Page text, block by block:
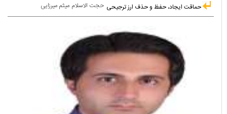
حجت الاسلام میثم میرزایی حماقت ایجاد، حفظ و حذف ارز ترجیحی